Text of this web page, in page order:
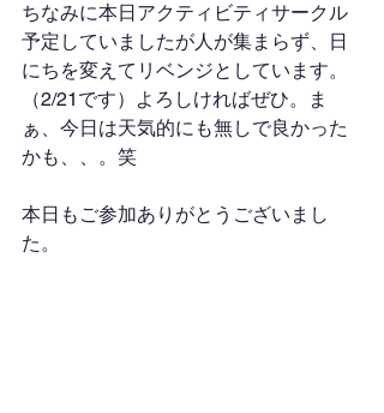
ちなみに本日アクティビティサークル
予定していましたが人が集まらず、日
にちを変えてリベンジとしています。
（2/21です）よろしければぜひ。ま
ぁ、今日は天気的にも無しで良かった
かも、、。笑
本日もご参加ありがとうございまし
た。